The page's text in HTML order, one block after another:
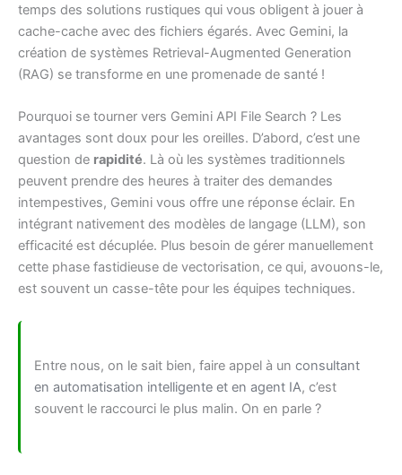
temps des solutions rustiques qui vous obligent à jouer à
cache-cache avec des fichiers égarés. Avec Gemini, la
création de systèmes Retrieval-Augmented Generation
(RAG) se transforme en une promenade de santé !
Pourquoi se tourner vers Gemini API File Search ? Les
avantages sont doux pour les oreilles. D’abord, c’est une
question de rapidité. Là où les systèmes traditionnels
peuvent prendre des heures à traiter des demandes
intempestives, Gemini vous offre une réponse éclair. En
intégrant nativement des modèles de langage (LLM), son
efficacité est décuplée. Plus besoin de gérer manuellement
cette phase fastidieuse de vectorisation, ce qui, avouons-le,
est souvent un casse-tête pour les équipes techniques.
Entre nous, on le sait bien, faire appel à un consultant
en automatisation intelligente et en agent IA, c’est
souvent le raccourci le plus malin. On en parle ?